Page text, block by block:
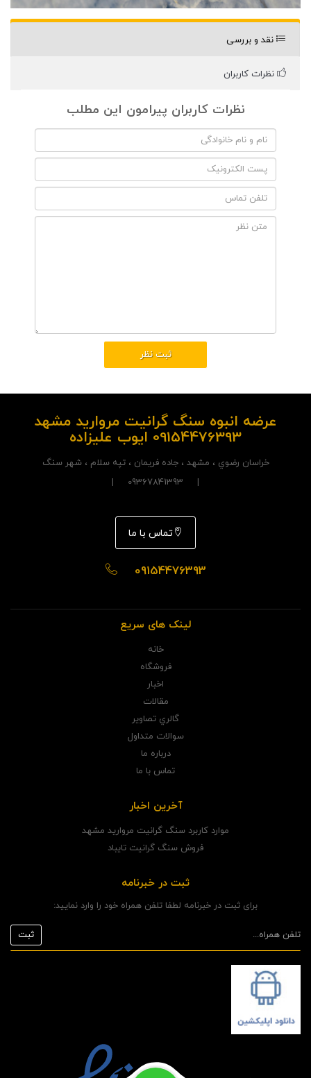
نقد و بررسی
نظرات کاربران
نظرات کاربران پیرامون این مطلب
عرضه انبوه سنگ گرانیت مروارید مشهد
09154476393 ایوب علیزاده
خراسان رضوي ، مشهد ، جاده فريمان ، تپه سلام ، شهر سنگ
تماس با ما
09154476393
لینک های سریع
خانه
فروشگاه
اخبار
مقالات
گالري تصاوير
سوالات متداول
درباره ما
تماس با ما
آخرین اخبار
موارد کاربرد سنگ گرانیت مروارید مشهد
فروش سنگ گرانیت تایباد
ثبت در خبرنامه
برای ثبت در خبرنامه لطفا تلفن همراه خود را وارد نمایید: